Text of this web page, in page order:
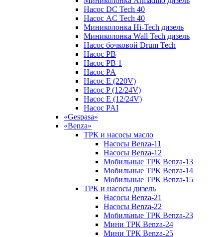
Насос DC Tech 40
Насос AC Tech 40
Миниколонка Hi-Tech дизель
Миниколонка Wall Tech дизель
Насос бочковой Drum Tech
Насос PB
Насос PB 1
Насос PA
Насос E (220V)
Насос P (12/24V)
Насос E (12/24V)
Насос PAI
«Gespasa»
«Benza»
ТРК и насосы масло
Насосы Benza-11
Насосы Benza-12
Мобильные ТРК Benza-13
Мобильные ТРК Benza-14
Мобильные ТРК Benza-15
ТРК и насосы дизель
Насосы Benza-21
Насосы Benza-22
Мобильные ТРК Benza-23
Мини ТРК Benza-24
Мини ТРК Benza-25